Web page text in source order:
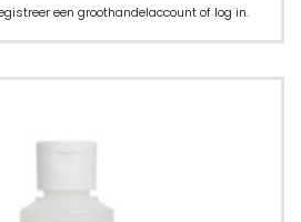
een groothandelaccount of log in.